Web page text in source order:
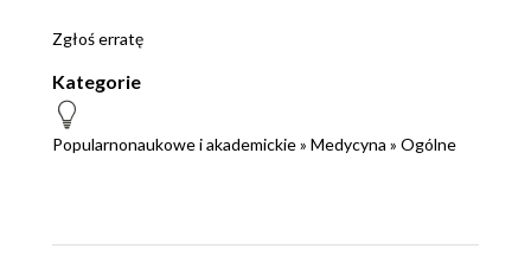
Zgłoś erratę
Kategorie
Popularnonaukowe i akademickie» Medycyna » Ogólne